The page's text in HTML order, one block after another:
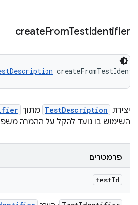
createFromTestIdentifier
יצירת TestDescription מתוך
השימוש בו נועד להקל על ההמרה
פרמטרים
testId